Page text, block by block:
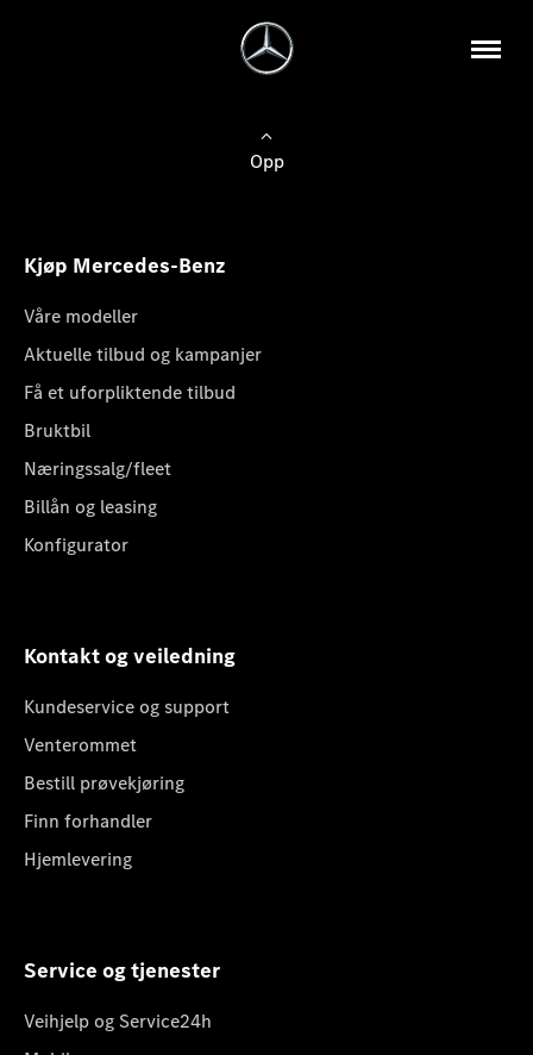
Opp
Kjøp Mercedes-Benz
Våre modeller
Aktuelle tilbud og kampanjer
Få et uforpliktende tilbud
Bruktbil
Næringssalg/fleet
Billån og leasing
Konfigurator
Kontakt og veiledning
Kundeservice og support
Venterommet
Bestill prøvekjøring
Finn forhandler
Hjemlevering
Service og tjenester
Veihjelp og Service24h